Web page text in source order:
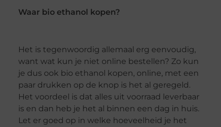
Waar bio ethanol kopen?
Het is tegenwoordig allemaal erg eenvoudig,
want wat kun je niet online bestellen? Zo kun
je dus ook bio ethanol kopen, online, met een
paar drukken op de knop is het al geregeld.
Het voordeel is dat alles uit voorraad leverbaar
is en dan heb je het al binnen een dag in huis.
Let er goed op in welke hoeveelheid je het